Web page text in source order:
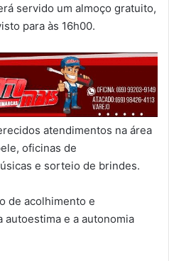
servido um almoço gratuito,
para às 16h00.
atendimentos na área
oficinas de
e sorteio de brindes.
de acolhimento e
e a autonomia